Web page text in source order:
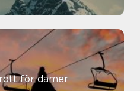
för damer